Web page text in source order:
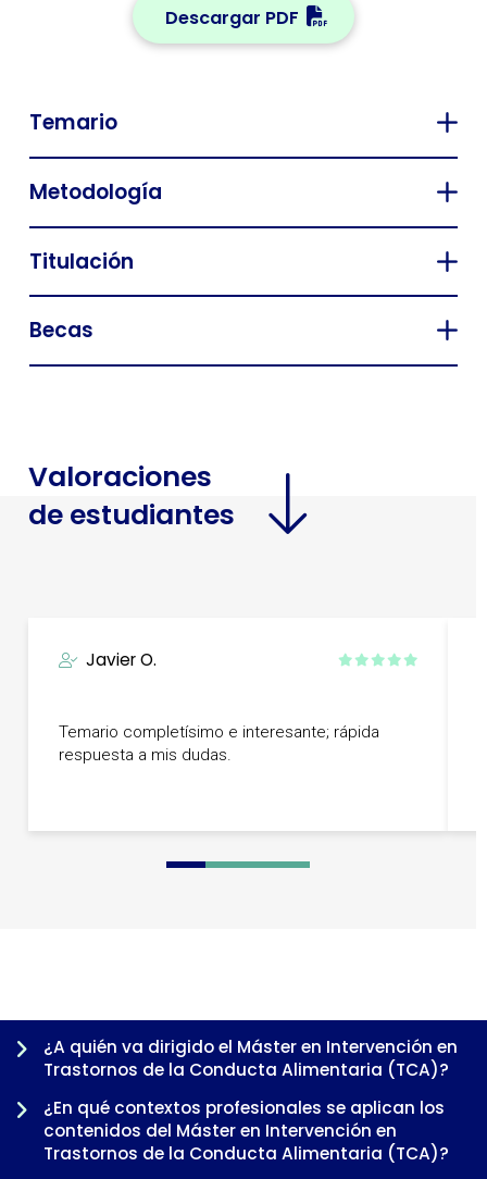
Descargar PDF
Temario
Metodología
Titulación
Becas
Valoraciones
de estudiantes
Javier O.
Temario completísimo e interesante; rápida
respuesta a mis dudas.
0 1 2 3 4 5 6 7 8
¿A quién va dirigido el Máster en Intervención en
Trastornos de la Conducta Alimentaria (TCA)?
¿En qué contextos profesionales se aplican los
contenidos del Máster en Intervención en
Trastornos de la Conducta Alimentaria (TCA)?